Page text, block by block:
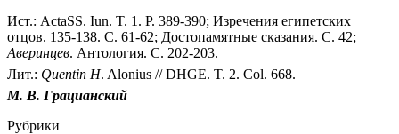
Ист.: ActaSS. Iun. T. 1. P. 389-390; Изречения египетских
отцов. 135-138. С. 61-62; Достопамятные сказания. С. 42;
Аверинцев. Антология. С. 202-203.
Лит.: Quentin H. Alonius // DHGE. T. 2. Col. 668.
М. В. Грацианский
Рубрики